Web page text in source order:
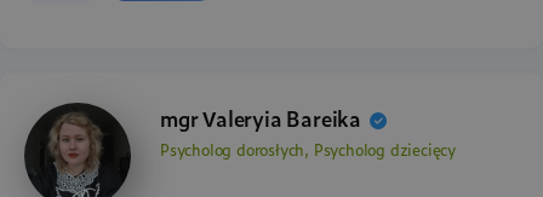
mgr Valeryia Bareika
Psycholog dorosłych, Psycholog dziecięcy